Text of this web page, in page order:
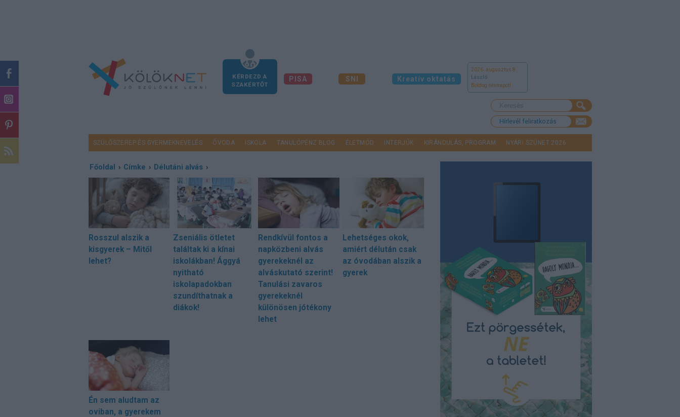
KÉRDEZD A
SZAKÉRTŐT
PISA SNI Kreatív oktatás
2026. augusztus 8.
László
Boldog névnapot!
Hírlevél feliratkozás
SZÜLŐSZEREP ÉS GYERMEKNEVELÉS ÓVODA ISKOLA TANULÓPÉNZ BLOG ÉLETMÓD INTERJÚK KIRÁNDULÁS, PROGRAM NYÁRI SZÜNET 2026
Főoldal › Címke › Délutáni alvás ›
Rosszul alszik a
kisgyerek – Mitől
lehet?
Zseniális ötletet
találtak ki a kínai
iskolákban! Ággyá
nyitható
iskolapadokban
szundíthatnak a
diákok!
Rendkívül fontos a
napközbeni alvás
gyerekeknél az
alváskutató szerint!
Tanulási zavaros
gyerekeknél
különösen jótékony
lehet
Lehetséges okok,
amiért délután csak
az óvodában alszik a
gyerek
Én sem aludtam az
oviban, a gyerekem